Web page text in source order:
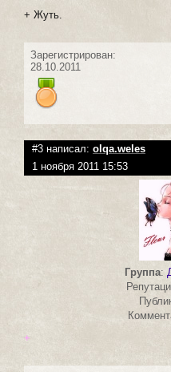
+ Жуть.
Зарегистрирован:
28.10.2011
#3 написал: olqa.weles
1 ноября 2011 15:53
Группа:
+